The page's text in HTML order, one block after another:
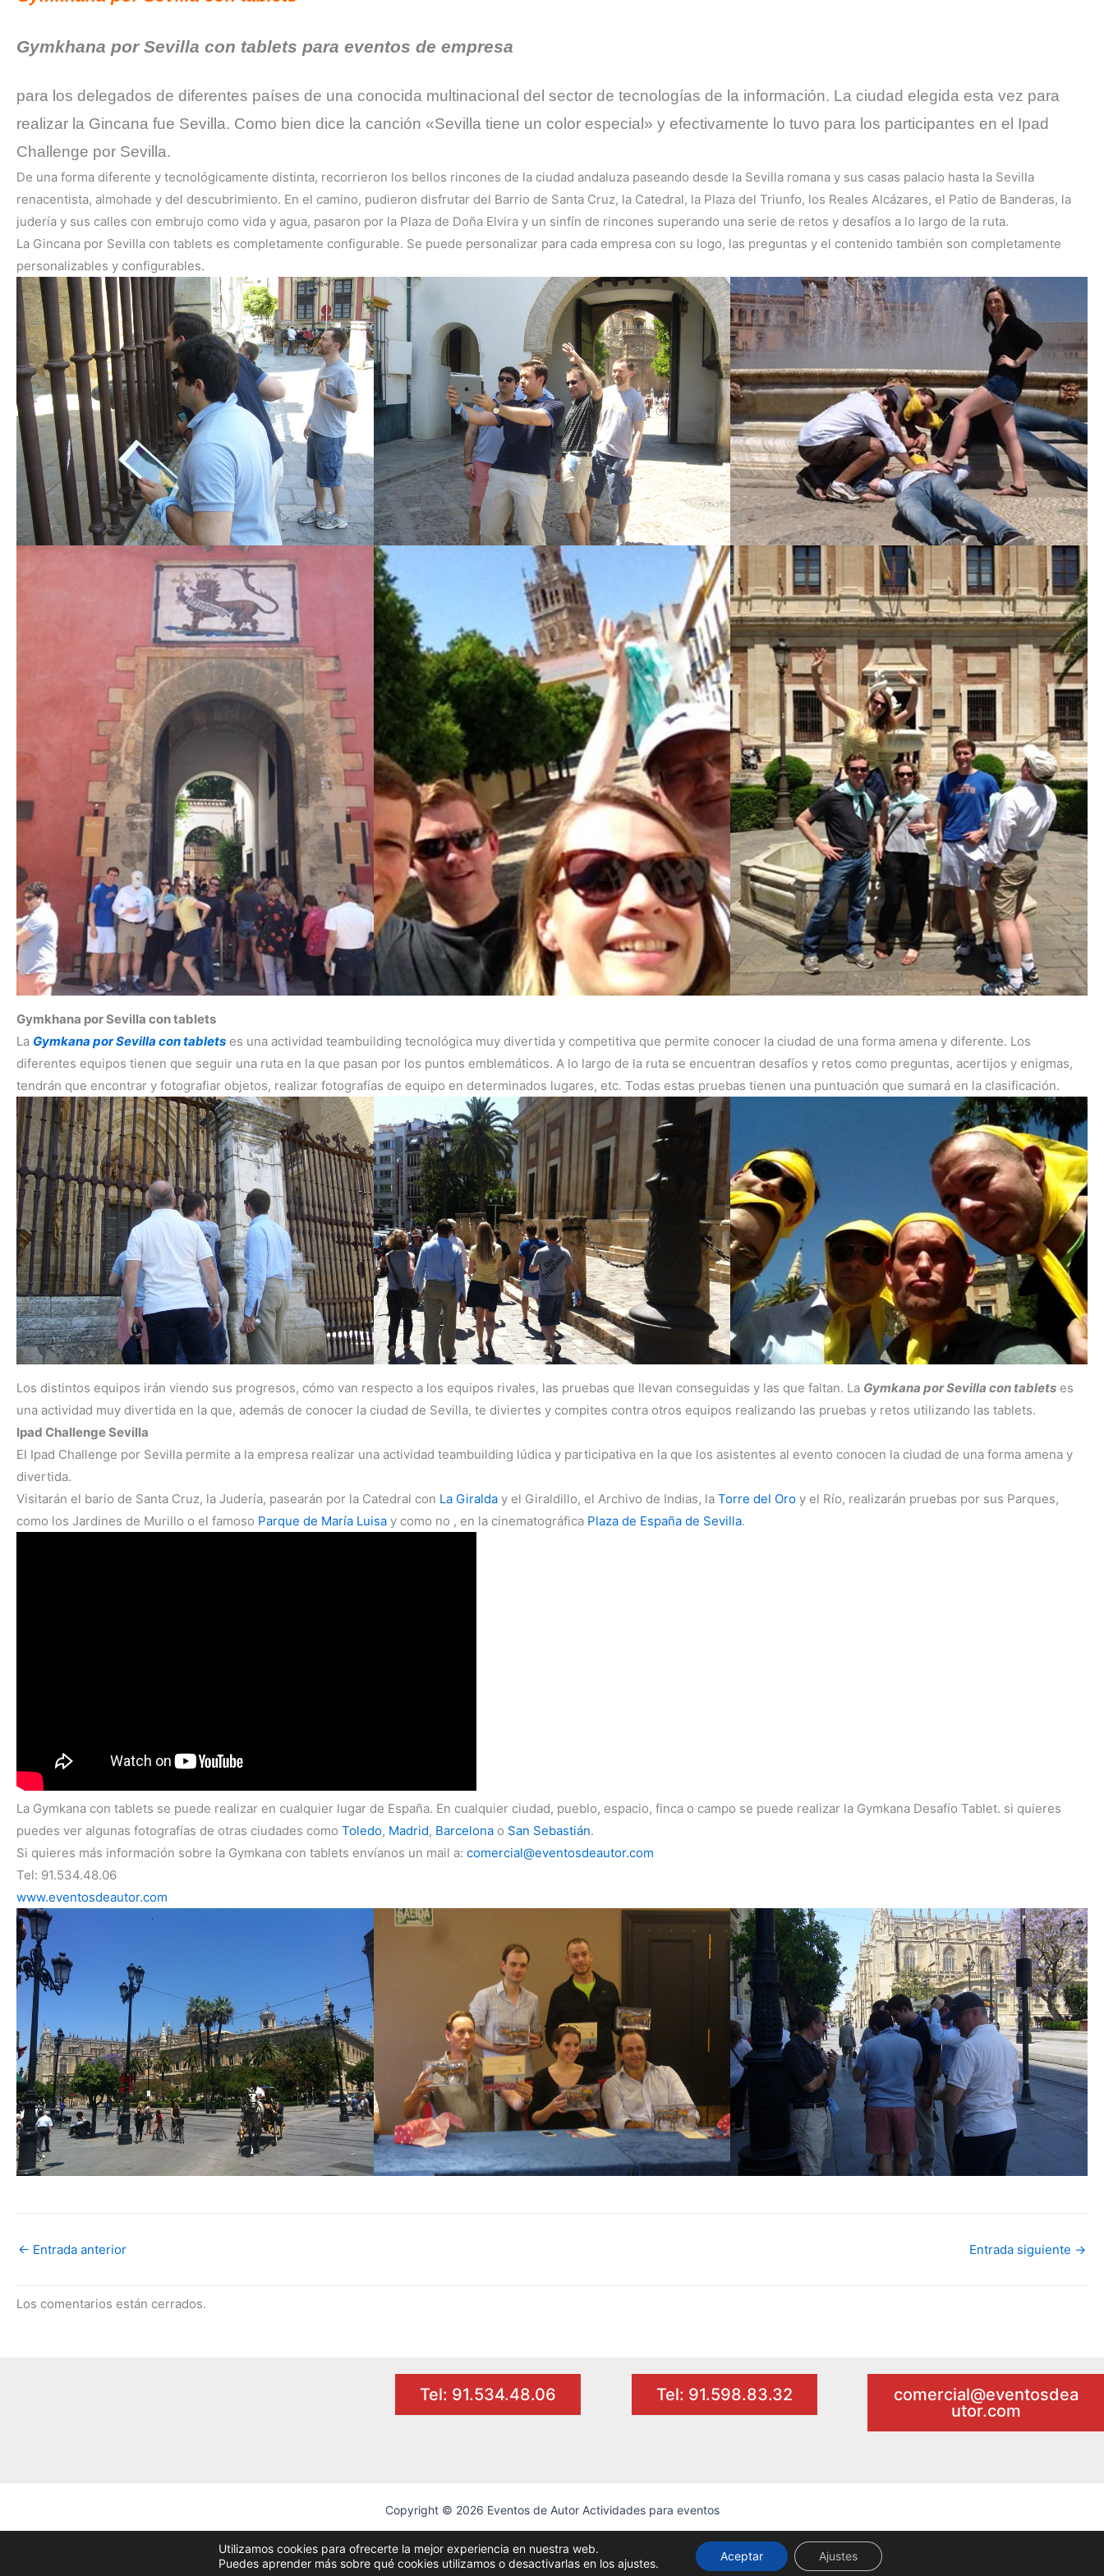
Gymkhana por Sevilla con tablets para eventos de empresa
para los delegados de diferentes países de una conocida multinacional del sector de tecnologías de la información. La ciudad elegida esta vez para
realizar la Gincana fue Sevilla. Como bien dice la canción «Sevilla tiene un color especial» y efectivamente lo tuvo para los participantes en el Ipad
Challenge por Sevilla.
De una forma diferente y tecnológicamente distinta, recorrieron los bellos rincones de la ciudad andaluza paseando desde la Sevilla romana y sus casas palacio hasta la Sevilla
renacentista, almohade y del descubrimiento. En el camino, pudieron disfrutar del Barrio de Santa Cruz, la Catedral, la Plaza del Triunfo, los Reales Alcázares, el Patio de Banderas, la
judería y sus calles con embrujo como vida y agua, pasaron por la Plaza de Doña Elvira y un sinfín de rincones superando una serie de retos y desafíos a lo largo de la ruta.
La Gincana por Sevilla con tablets es completamente configurable. Se puede personalizar para cada empresa con su logo, las preguntas y el contenido también son completamente
personalizables y configurables.
Gymkhana por Sevilla con tablets
La Gymkana por Sevilla con tablets es una actividad teambuilding tecnológica muy divertida y competitiva que permite conocer la ciudad de una forma amena y diferente. Los
diferentes equipos tienen que seguir una ruta en la que pasan por los puntos emblemáticos. A lo largo de la ruta se encuentran desafíos y retos como preguntas, acertijos y enigmas,
tendrán que encontrar y fotografiar objetos, realizar fotografías de equipo en determinados lugares, etc. Todas estas pruebas tienen una puntuación que sumará en la clasificación.
Los distintos equipos irán viendo sus progresos, cómo van respecto a los equipos rivales, las pruebas que llevan conseguidas y las que faltan. La Gymkana por Sevilla con tablets es
una actividad muy divertida en la que, además de conocer la ciudad de Sevilla, te diviertes y compites contra otros equipos realizando las pruebas y retos utilizando las tablets.
Ipad Challenge Sevilla
El Ipad Challenge por Sevilla permite a la empresa realizar una actividad teambuilding lúdica y participativa en la que los asistentes al evento conocen la ciudad de una forma amena y
divertida.
Visitarán el bario de Santa Cruz, la Judería, pasearán por la Catedral con La Giralda y el Giraldillo, el Archivo de Indias, la Torre del Oro y el Río, realizarán pruebas por sus Parques,
como los Jardines de Murillo o el famoso Parque de María Luisa y como no , en la cinematográfica Plaza de España de Sevilla.
La Gymkana con tablets se puede realizar en cualquier lugar de España. En cualquier ciudad, pueblo, espacio, finca o campo se puede realizar la Gymkana Desafío Tablet. si quieres
puedes ver algunas fotografías de otras ciudades como Toledo, Madrid, Barcelona o San Sebastián.
Si quieres más información sobre la Gymkana con tablets envíanos un mail a: comercial@eventosdeautor.com
Tel: 91.534.48.06
www.eventosdeautor.com
← Entrada anterior Entrada siguiente →
Los comentarios están cerrados.
Tel: 91.534.48.06 Tel: 91.598.83.32
comercial@eventosdea
utor.com
Copyright © 2026 Eventos de Autor Actividades para eventos
Utilizamos cookies para ofrecerte la mejor experiencia en nuestra web.
Puedes aprender más sobre qué cookies utilizamos o desactivarlas en los ajustes.
Aceptar Ajustes